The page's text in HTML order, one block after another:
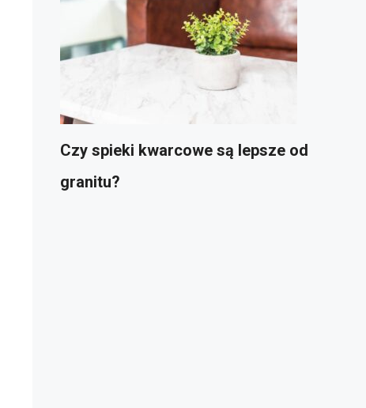
Czy spieki kwarcowe są lepsze od
granitu?